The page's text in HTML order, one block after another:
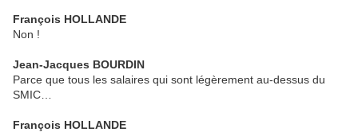
François HOLLANDE
Non !
Jean-Jacques BOURDIN
Parce que tous les salaires qui sont légèrement au-dessus du
SMIC…
François HOLLANDE